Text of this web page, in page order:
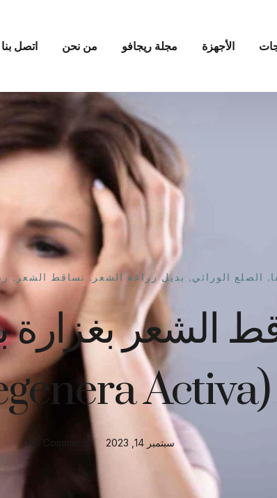
الأجهزة مجلة ريجافو من نحن اتصل بنا
, الصلع الوراثي, بديل زراعة الشعر, تساقط الشعر ,
بغزارة
(Regenera Activa)
سبتمبر 14, 2023 No Comments